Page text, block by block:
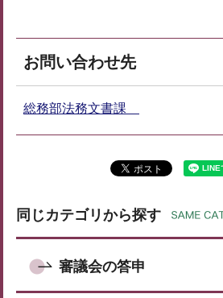
お問い合わせ先
総務部法務文書課
同じカテゴリから探す
審議会の答申